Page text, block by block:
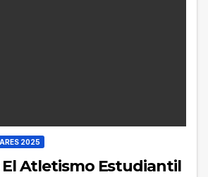
2025
El Atletismo Estudiantil